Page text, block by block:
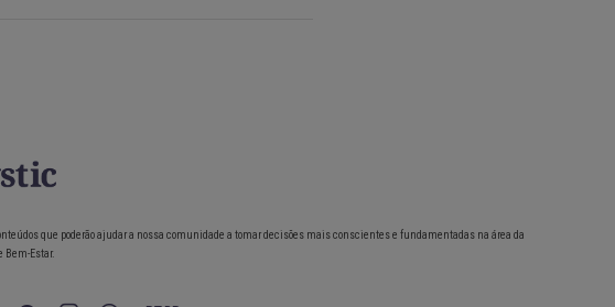
que poderão ajudar a nossa comunidade a tomar decisões mais conscientes e fundamentadas na área da
Bem-Estar.